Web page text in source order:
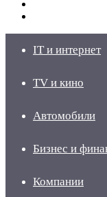
IT и интернет
TV и кино
Автомобили
Бизнес и
Компании